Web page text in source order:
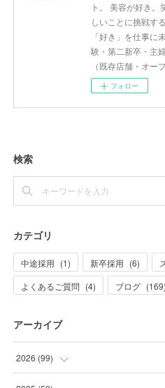
ト。 美容が好き
しいことに挑戦す
「好き」を仕事に
験・第二新卒・主
（既存店舗・オー
フォロー
検索
カテゴリ
中途採用 (1) 新卒採用 (6)
よくあるご質問 (4) ブログ (169)
アーカイブ
2026 (99)